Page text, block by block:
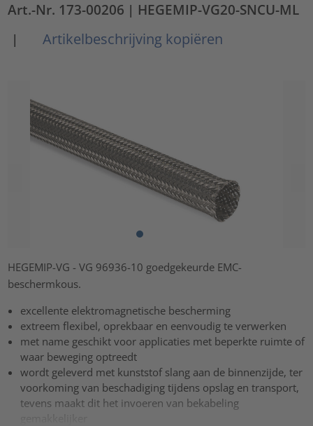
Art.-Nr. 173-00206 | HEGEMIP-VG20-SNCU-ML
|
Artikelbeschrijving kopiëren
HEGEMIP-VG - VG 96936-10 goedgekeurde EMC-
beschermkous.
excellente elektromagnetische bescherming
extreem flexibel, oprekbaar en eenvoudig te verwerken
met name geschikt voor applicaties met beperkte ruimte of
waar beweging optreedt
wordt geleverd met kunststof slang aan de binnenzijde, ter
voorkoming van beschadiging tijdens opslag en transport,
tevens maakt dit het invoeren van bekabeling